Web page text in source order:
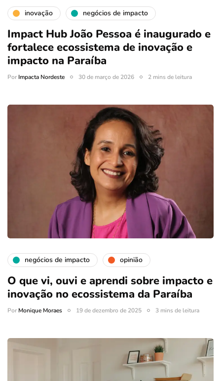
inovação negócios de impacto
Impact Hub João Pessoa é inaugurado e
fortalece ecossistema de inovação e
impacto na Paraíba
PorImpacta Nordeste 30 de março de 2026 2 mins de leitura
negócios de impacto opinião
O que vi, ouvi e aprendi sobre impacto e
inovação no ecossistema da Paraíba
PorMonique Moraes 19 de dezembro de 2025 3 mins de leitura